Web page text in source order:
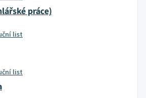
práce)
list
list